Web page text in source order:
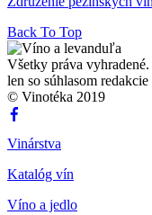
Back To Top
Všetky práva
len so súhlasom
© Vinotéka 2019
Vinárstva
Katalóg vín
Víno a jedlo